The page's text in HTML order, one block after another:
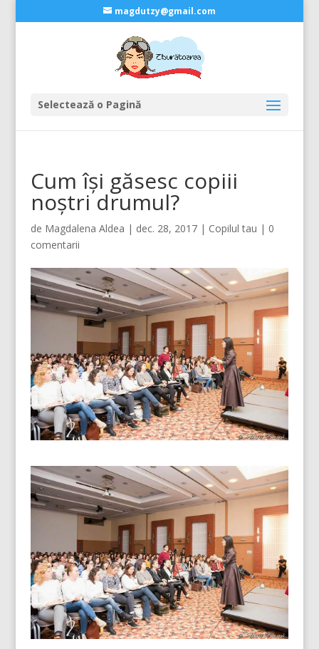
magdutzy@gmail.com
Selectează o Pagină
Cum își găsesc copiii
noștri drumul?
de Magdalena Aldea | dec. 28, 2017| Copilul tau | 0
comentarii